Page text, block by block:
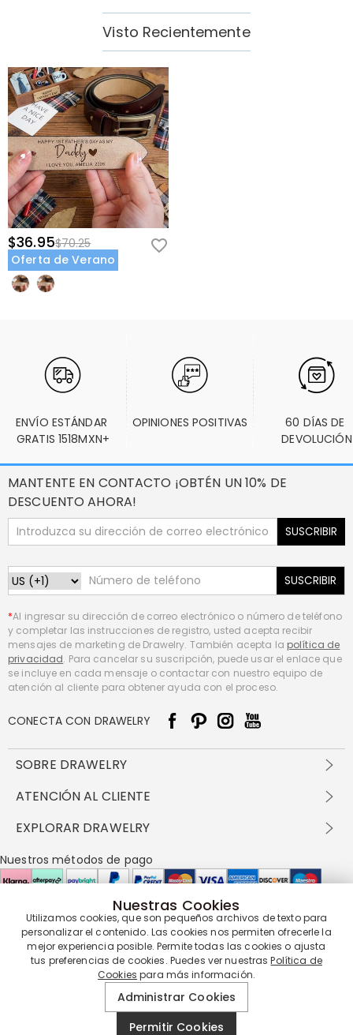
Visto Recientemente
$36.95$70.25
Oferta de Verano
ENVÍO ESTÁNDAR
GRATIS 1518MXN+
OPINIONES POSITIVAS
60 DÍAS DE
DEVOLUCIÓN
MANTENTE EN CONTACTO ¡OBTÉN UN 10% DE
DESCUENTO AHORA!
SUSCRIBIR
SUSCRIBIR
*Al ingresar su dirección de correo electrónico o número de teléfono
y completar las instrucciones de registro, usted acepta recibir
mensajes de marketing de Drawelry. También acepta la política de
privacidad. Para cancelar su suscripción, puede usar el enlace que
se incluye en cada mensaje o contactar con nuestro equipo de
atención al cliente para obtener ayuda con el proceso.
CONECTA CON DRAWELRY
SOBRE DRAWELRY
Sobre nosotros
política de privacidad
Preguntas frecuentes
ATENCIÓN AL CLIENTE
Envío y entrega
Devolución en 60 días
Cómo cuidar
EXPLORAR DRAWELRY
Drawelry Prime
Programa de Recompensas
Nuestros métodos de pago
Nuestros socios de entrega
Nuestra garantía de servicio
Nuestras Cookies
Utilizamos cookies, que son pequeños archivos de texto para
personalizar el contenido. Las cookies nos permiten ofrecerle la
mejor experiencia posible. Permite todas las cookies o ajusta
tus preferencias de cookies. Puedes ver nuestrasPolítica de
Cookies para más información.
Administrar Cookies
Permitir Cookies